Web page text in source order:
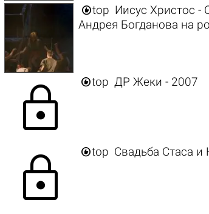
top Иисус Христос -
Андрея Богданова на
lock top ДР Жеки - 2007
lock top Свадьба Стаса и